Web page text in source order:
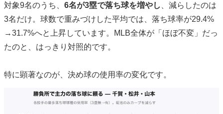
対象9名のうち、 6名が3塁で落ち球を増やし
、減らしたのは
3名だけ。球数で重みづけした平均では、落ち球率が29.4%
→31.7%へと上昇しています。MLB全体が「ほぼ不変」だっ
たのと、はっきり対照的です。
特に顕著なのが、決め球の使用率の変化です。